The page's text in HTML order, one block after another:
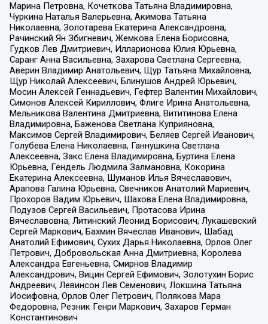
Марина Петровна, Кочеткова Татьяна Владимировна,
Чуркина Наталья Валерьевна, Акимова Татьяна
Николаевна, Золотарева Екатерина Александровна,
Рачинский Ян Збигневич, Жемкова Елена Борисовна,
Гудков Лев Дмитриевич, Илларионова Юлия Юрьевна,
Саранг Анна Васильевна, Захарова Светлана Сергеевна,
Аверин Владимир Анатольевич, Щур Татьяна Михайловна,
Щур Николай Алексеевич, Блинушов Андрей Юрьевич,
Мосин Алексей Геннадьевич, Гефтер Валентин Михайлович,
Симонов Алексей Кириллович, Флиге Ирина Анатольевна,
Мельникова Валентина Дмитриевна, Вититинова Елена
Владимировна, Баженова Светлана Куприяновна,
Максимов Сергей Владимирович, Беляев Сергей Иванович,
Голубева Елена Николаевна, Ганнушкина Светлана
Алексеевна, Закс Елена Владимировна, Буртина Елена
Юрьевна, Гендель Людмила Залмановна, Кокорина
Екатерина Алексеевна, Шуманов Илья Вячеславович,
Арапова Галина Юрьевна, Свечников Анатолий Мариевич,
Прохоров Вадим Юрьевич, Шахова Елена Владимировна,
Подузов Сергей Васильевич, Протасова Ирина
Вячеславовна, Литинский Леонид Борисович, Лукашевский
Сергей Маркович, Бахмин Вячеслав Иванович, Шабад
Анатолий Ефимович, Сухих Дарья Николаевна, Орлов Олег
Петрович, Добровольская Анна Дмитриевна, Королева
Александра Евгеньевна, Смирнов Владимир
Александрович, Вицин Сергей Ефимович, Золотухин Борис
Андреевич, Левинсон Лев Семенович, Локшина Татьяна
Иосифовна, Орлов Олег Петрович, Полякова Мара
Федоровна, Резник Генри Маркович, Захаров Герман
Константинович